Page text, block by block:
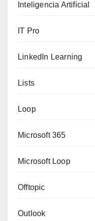
Inteligencia Artificial
IT Pro
LinkedIn Learning
Lists
Loop
Microsoft 365
Microsoft Loop
Offtopic
Outlook